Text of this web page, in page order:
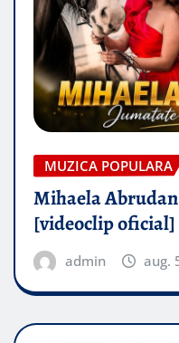
MUZICA POPULARA
Mihaela
[videoclip oficial]
admin aug.